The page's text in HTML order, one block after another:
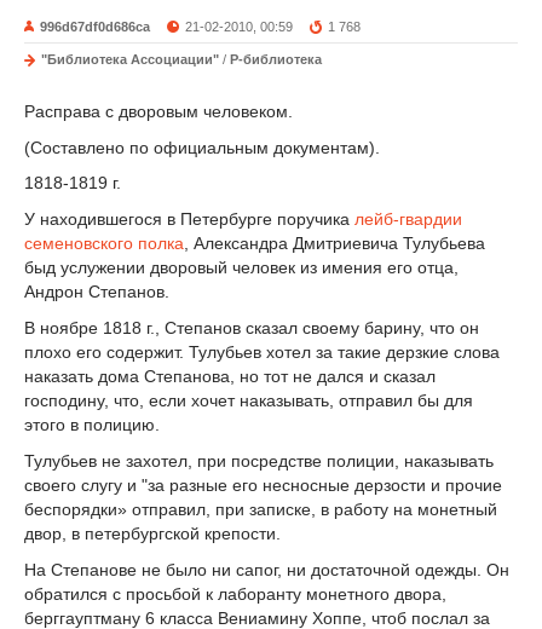
996d67df0d686ca 21-02-2010, 00:59 1 768
"Библиотека Ассоциации" / Р-библиотека
Расправа с дворовым человеком.
(Составлено по официальным документам).
1818-1819 г.
У находившегося в Петербурге поручика лейб-гвардии
семеновского полка , Александра Дмитриевича Тулубьева
быд услужении дворовый человек из имения его отца,
Андрон Степанов.
В ноябре 1818 г., Степанов сказал своему барину, что он
плохо его содержит. Тулубьев хотел за такие дерзкие слова
наказать дома Степанова, но тот не дался и сказал
господину, что, если хочет наказывать, отправил бы для
этого в полицию.
Тулубьев не захотел, при посредстве полиции, наказывать
своего слугу и "за разные его несносные дерзости и прочие
беспорядки» отправил, при записке, в работу на монетный
двор, в петербургской крепости.
На Степанове не было ни сапог, ни достаточной одежды. Он
обратился с просьбой к лаборанту монетного двора,
берггауптману 6 класса Вениамину Хоппе, чтоб послал за